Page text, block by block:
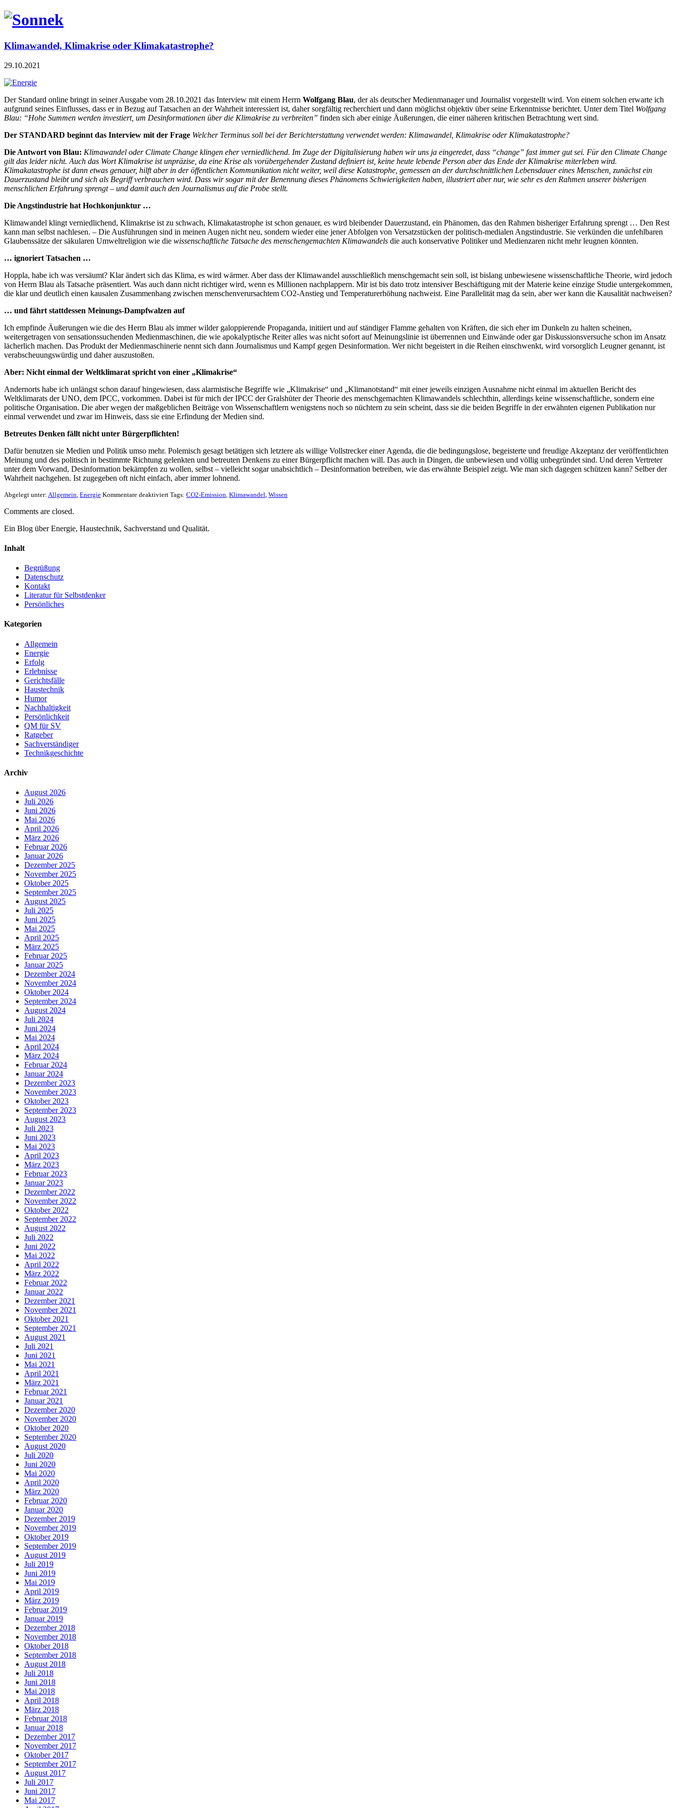
Klimawandel, Klimakrise oder Klimakatastrophe?
29.10.2021
Der Standard online bringt in seiner Ausgabe vom 28.10.2021 das Interview mit einem Herrn Wolfgang Blau, der als deutscher Medienmanager und Journalist vorgestellt wird. Von einem solchen erwarte ich
aufgrund seines Einflusses, dass er in Bezug auf Tatsachen an der Wahrheit interessiert ist, daher sorgfältig recherchiert und dann möglichst objektiv über seine Erkenntnisse berichtet. Unter dem Titel Wolfgang
Blau: “Hohe Summen werden investiert, um Desinformationen über die Klimakrise zu verbreiten” finden sich aber einige Äußerungen, die einer näheren kritischen Betrachtung wert sind.
Der STANDARD beginnt das Interview mit der Frage Welcher Terminus soll bei der Berichterstattung verwendet werden: Klimawandel, Klimakrise oder Klimakatastrophe?
Die Antwort von Blau: Klimawandel oder Climate Change klingen eher verniedlichend. Im Zuge der Digitalisierung haben wir uns ja eingeredet, dass “change” fast immer gut sei. Für den Climate Change
gilt das leider nicht. Auch das Wort Klimakrise ist unpräzise, da eine Krise als vorübergehender Zustand definiert ist, keine heute lebende Person aber das Ende der Klimakrise miterleben wird.
Klimakatastrophe ist dann etwas genauer, hilft aber in der öffentlichen Kommunikation nicht weiter, weil diese Katastrophe, gemessen an der durchschnittlichen Lebensdauer eines Menschen, zunächst ein
Dauerzustand bleibt und sich als Begriff verbrauchen wird. Dass wir sogar mit der Benennung dieses Phänomens Schwierigkeiten haben, illustriert aber nur, wie sehr es den Rahmen unserer bisherigen
menschlichen Erfahrung sprengt – und damit auch den Journalismus auf die Probe stellt.
Die Angstindustrie hat Hochkonjunktur …
Klimawandel klingt verniedlichend, Klimakrise ist zu schwach, Klimakatastrophe ist schon genauer, es wird bleibender Dauerzustand, ein Phänomen, das den Rahmen bisheriger Erfahrung sprengt … Den Rest
kann man selbst nachlesen. – Die Ausführungen sind in meinen Augen nicht neu, sondern wieder eine jener Abfolgen von Versatzstücken der politisch-medialen Angstindustrie. Sie verkünden die unfehlbaren
Glaubenssätze der säkularen Umweltreligion wie die wissenschaftliche Tatsache des menschengemachten Klimawandels die auch konservative Politiker und Medienzaren nicht mehr leugnen könnten.
… ignoriert Tatsachen …
Hoppla, habe ich was versäumt? Klar ändert sich das Klima, es wird wärmer. Aber dass der Klimawandel ausschließlich menschgemacht sein soll, ist bislang unbewiesene wissenschaftliche Theorie, wird jedoch
von Herrn Blau als Tatsache präsentiert. Was auch dann nicht richtiger wird, wenn es Millionen nachplappern. Mir ist bis dato trotz intensiver Beschäftigung mit der Materie keine einzige Studie untergekommen,
die klar und deutlich einen kausalen Zusammenhang zwischen menschenverursachtem CO2-Anstieg und Temperaturerhöhung nachweist. Eine Parallelität mag da sein, aber wer kann die Kausalität nachweisen?
… und fährt stattdessen Meinungs-Dampfwalzen auf
Ich empfinde Äußerungen wie die des Herrn Blau als immer wilder galoppierende Propaganda, initiiert und auf ständiger Flamme gehalten von Kräften, die sich eher im Dunkeln zu halten scheinen,
weitergetragen von sensationssuchenden Medienmaschinen, die wie apokalyptische Reiter alles was nicht sofort auf Meinungslinie ist überrennen und Einwände oder gar Diskussionsversuche schon im Ansatz
lächerlich machen. Das Produkt der Medienmaschinerie nennt sich dann Journalismus und Kampf gegen Desinformation. Wer nicht begeistert in die Reihen einschwenkt, wird vorsorglich Leugner genannt, ist
verabscheuungswürdig und daher auszustoßen.
Aber: Nicht einmal der Weltklimarat spricht von einer „Klimakrise“
Andernorts habe ich unlängst schon darauf hingewiesen, dass alarmistische Begriffe wie „Klimakrise“ und „Klimanotstand“ mit einer jeweils einzigen Ausnahme nicht einmal im aktuellen Bericht des
Weltklimarats der UNO, dem IPCC, vorkommen. Dabei ist für mich der IPCC der Gralshüter der Theorie des menschgemachten Klimawandels schlechthin, allerdings keine wissenschaftliche, sondern eine
politische Organisation. Die aber wegen der maßgeblichen Beiträge von Wissenschaftlern wenigstens noch so nüchtern zu sein scheint, dass sie die beiden Begriffe in der erwähnten eigenen Publikation nur
einmal verwendet und zwar im Hinweis, dass sie eine Erfindung der Medien sind.
Betreutes Denken fällt nicht unter Bürgerpflichten!
Dafür benutzen sie Medien und Politik umso mehr. Polemisch gesagt betätigen sich letztere als willige Vollstrecker einer Agenda, die die bedingungslose, begeisterte und freudige Akzeptanz der veröffentlichten
Meinung und des politisch in bestimmte Richtung gelenkten und betreuten Denkens zu einer Bürgerpflicht machen will. Das auch in Dingen, die unbewiesen und völlig unbegründet sind. Und deren Vertreter
unter dem Vorwand, Desinformation bekämpfen zu wollen, selbst – vielleicht sogar unabsichtlich – Desinformation betreiben, wie das erwähnte Beispiel zeigt. Wie man sich dagegen schützen kann? Selber der
Wahrheit nachgehen. Ist zugegeben oft nicht einfach, aber immer lohnend.
Abgelegt unter: Allgemein Energie Kommentare deaktiviert Tags: CO2-Emission Klimawandel Wissen
Comments are closed.
Ein Blog über Energie, Haustechnik, Sachverstand und Qualität.
Inhalt
Begrüßung
Datenschutz
Kontakt
Literatur für Selbstdenker
Persönliches
Kategorien
Allgemein
Energie
Erfolg
Erlebnisse
Gerichtsfälle
Haustechnik
Humor
Nachhaltigkeit
Persönlichkeit
QM für SV
Ratgeber
Sachverständiger
Technikgeschichte
Archiv
August 2026
Juli 2026
Juni 2026
Mai 2026
April 2026
März 2026
Februar 2026
Januar 2026
Dezember 2025
November 2025
Oktober 2025
September 2025
August 2025
Juli 2025
Juni 2025
Mai 2025
April 2025
März 2025
Februar 2025
Januar 2025
Dezember 2024
November 2024
Oktober 2024
September 2024
August 2024
Juli 2024
Juni 2024
Mai 2024
April 2024
März 2024
Februar 2024
Januar 2024
Dezember 2023
November 2023
Oktober 2023
September 2023
August 2023
Juli 2023
Juni 2023
Mai 2023
April 2023
März 2023
Februar 2023
Januar 2023
Dezember 2022
November 2022
Oktober 2022
September 2022
August 2022
Juli 2022
Juni 2022
Mai 2022
April 2022
März 2022
Februar 2022
Januar 2022
Dezember 2021
November 2021
Oktober 2021
September 2021
August 2021
Juli 2021
Juni 2021
Mai 2021
April 2021
März 2021
Februar 2021
Januar 2021
Dezember 2020
November 2020
Oktober 2020
September 2020
August 2020
Juli 2020
Juni 2020
Mai 2020
April 2020
März 2020
Februar 2020
Januar 2020
Dezember 2019
November 2019
Oktober 2019
September 2019
August 2019
Juli 2019
Juni 2019
Mai 2019
April 2019
März 2019
Februar 2019
Januar 2019
Dezember 2018
November 2018
Oktober 2018
September 2018
August 2018
Juli 2018
Juni 2018
Mai 2018
April 2018
März 2018
Februar 2018
Januar 2018
Dezember 2017
November 2017
Oktober 2017
September 2017
August 2017
Juli 2017
Juni 2017
Mai 2017